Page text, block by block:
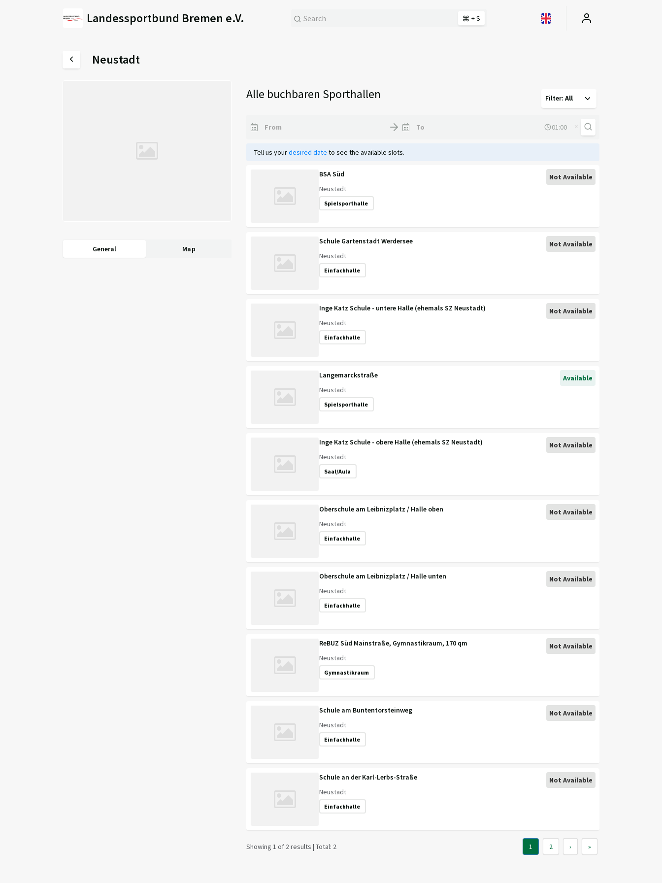
Landessportbund Bremen e.V. + S
Neustadt
General Map
Alle buchbaren Sporthallen Filter: All
×
Tell us yourdesired date to see the available slots.
BSA Süd
Neustadt
Spielsporthalle
Not Available
Schule Gartenstadt Werdersee
Neustadt
Einfachhalle
Not Available
Inge Katz Schule - untere Halle (ehemals SZ Neustadt)
Neustadt
Einfachhalle
Not Available
Langemarckstraße
Neustadt
Spielsporthalle
Available
Inge Katz Schule - obere Halle (ehemals SZ Neustadt)
Neustadt
Saal/Aula
Not Available
Oberschule am Leibnizplatz / Halle oben
Neustadt
Einfachhalle
Not Available
Oberschule am Leibnizplatz / Halle unten
Neustadt
Einfachhalle
Not Available
ReBUZ Süd Mainstraße, Gymnastikraum, 170 qm
Neustadt
Gymnastikraum
Not Available
Schule am Buntentorsteinweg
Neustadt
Einfachhalle
Not Available
Schule an der Karl-Lerbs-Straße
Neustadt
Einfachhalle
Not Available
Showing 1 of 2 results | Total: 2 1 2 › »